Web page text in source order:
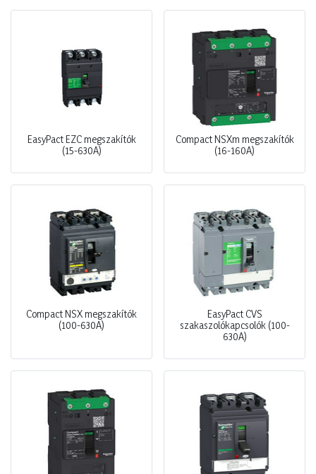
EasyPact EZC megszakítók
(15-630A)
Compact NSXm megszakítók
(16-160A)
Compact NSX megszakítók
(100-630A)
EasyPact CVS
szakaszolókapcsolók (100-
630A)